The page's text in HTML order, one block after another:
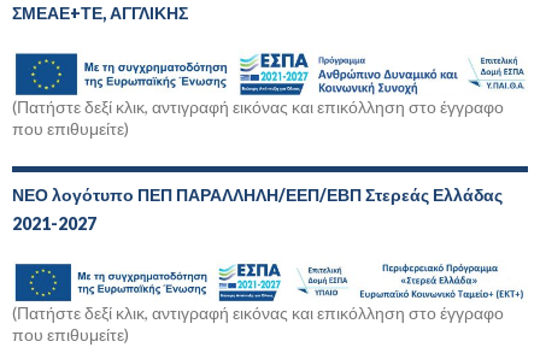
ΣΜΕΑΕ+ΤΕ, ΑΓΓΛΙΚΗΣ
(Πατήστε δεξί κλικ, αντιγραφή εικόνας και επικόλληση στο έγγραφο
που επιθυμείτε)
ΝΕΟ λογότυπο ΠΕΠ ΠΑΡΑΛΛΗΛΗ/ΕΕΠ/ΕΒΠ Στερεάς Ελλάδας
2021-2027
(Πατήστε δεξί κλικ, αντιγραφή εικόνας και επικόλληση στο έγγραφο
που επιθυμείτε)